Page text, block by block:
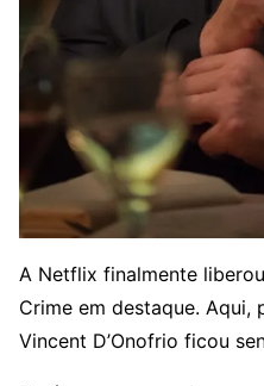
A Netflix finalmente
Crime em destaque.
Vincent D’Onofrio ficou